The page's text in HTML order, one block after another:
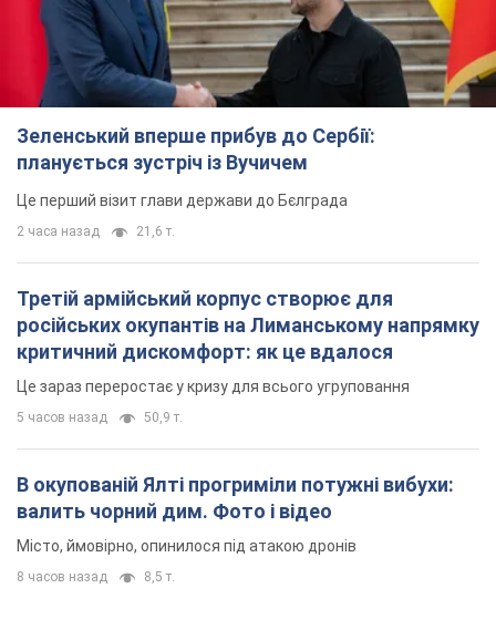
Зеленський вперше прибув до Сербії:
планується зустріч із Вучичем
Це перший візит глави держави до Бєлграда
2 часа назад 21,6 т.
Третій армійський корпус створює для
російських окупантів на Лиманському напрямку
критичний дискомфорт: як це вдалося
Це зараз переростає у кризу для всього угруповання
5 часов назад 50,9 т.
В окупованій Ялті прогриміли потужні вибухи:
валить чорний дим. Фото і відео
Місто, ймовірно, опинилося під атакою дронів
8 часов назад 8,5 т.